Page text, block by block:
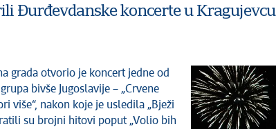
Đurđevdanske koncerte u Kragujevcu
bivše Jugoslavije – „Crvene
više“, nakon koje je usledila „Bježi
su brojni hitovi poput „Volio bih